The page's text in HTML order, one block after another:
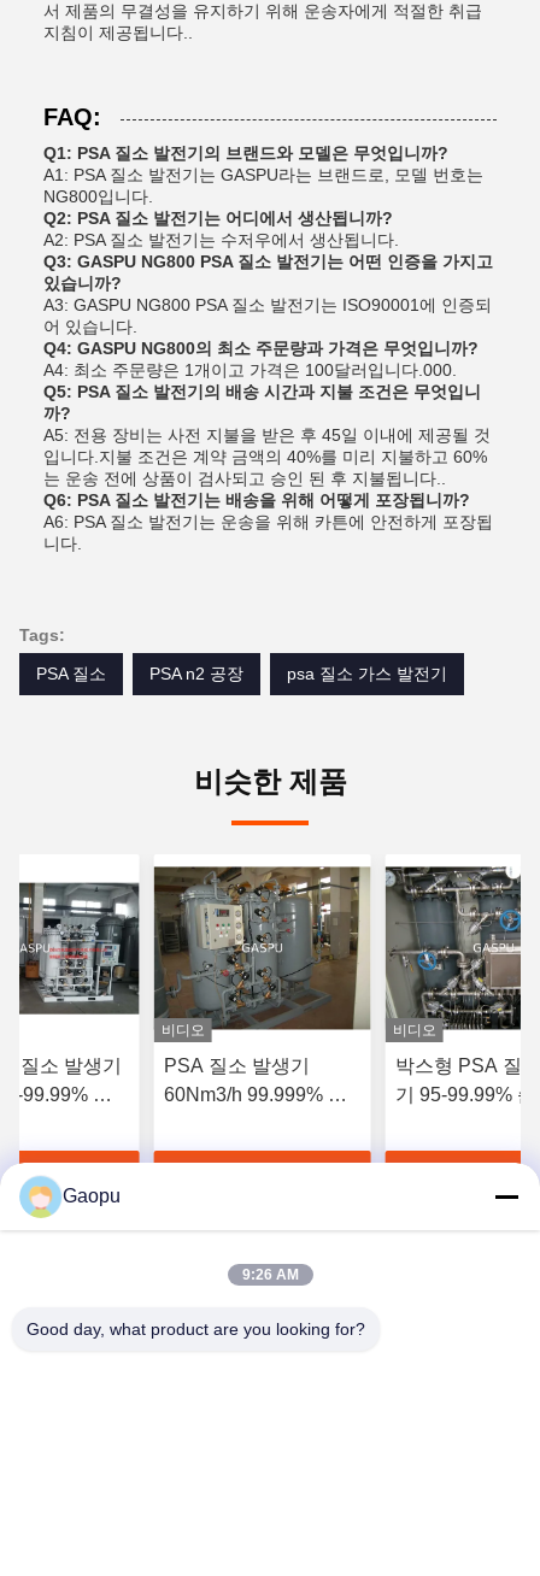
서 제품의 무결성을 유지하기 위해 운송자에게 적절한 취급
지침이 제공됩니다..
FAQ:
Q1: PSA 질소 발전기의 브랜드와 모델은 무엇입니까?
A1: PSA 질소 발전기는 GASPU라는 브랜드로, 모델 번호는
NG800입니다.
Q2: PSA 질소 발전기는 어디에서 생산됩니까?
A2: PSA 질소 발전기는 수저우에서 생산됩니다.
Q3: GASPU NG800 PSA 질소 발전기는 어떤 인증을 가지고
있습니까?
A3: GASPU NG800 PSA 질소 발전기는 ISO90001에 인증되
어 있습니다.
Q4: GASPU NG800의 최소 주문량과 가격은 무엇입니까?
A4: 최소 주문량은 1개이고 가격은 100달러입니다.000.
Q5: PSA 질소 발전기의 배송 시간과 지불 조건은 무엇입니
까?
A5: 전용 장비는 사전 지불을 받은 후 45일 이내에 제공될 것
입니다.지불 조건은 계약 금액의 40%를 미리 지불하고 60%
는 운송 전에 상품이 검사되고 승인 된 후 지불됩니다..
Q6: PSA 질소 발전기는 배송을 위해 어떻게 포장됩니까?
A6: PSA 질소 발전기는 운송을 위해 카튼에 안전하게 포장됩
니다.
Tags:
PSA 질소
PSA n2 공장 psa 질소 가스 발전기
비슷한 제품
질소 발생기
99.99% 순
좋은 가격 을 구
비디오
PSA 질소 발생기
60Nm3/h 99.999% 순
비디오
박스형 PSA 질
기 95-99.99%
가장 좋은
Gaopu
9:26 AM
Good day, what product are you looking for?